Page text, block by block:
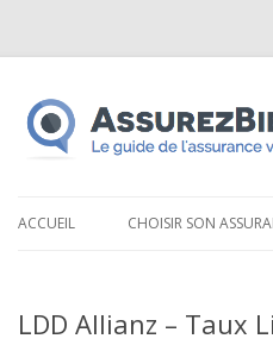
ACCUEIL CHOISIR SON
LDD Allianz – Taux